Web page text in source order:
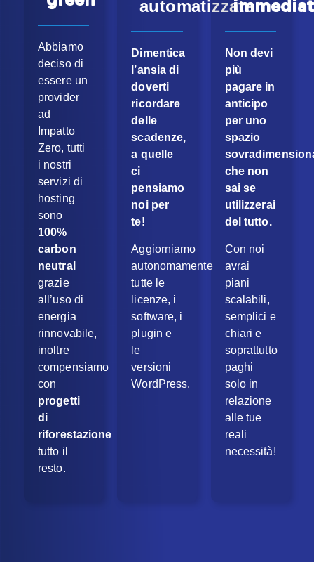
Abbiamo
deciso di
essere un
provider
ad
Impatto
Zero, tutti
i nostri
servizi di
hosting
sono
100%
carbon
neutral
grazie
all’uso di
energia
rinnovabile,
inoltre
compensiamo
con
progetti
di
riforestazione
tutto il
resto.
automatizzate
Dimentica
l’ansia di
doverti
ricordare
delle
scadenze,
a quelle
ci
pensiamo
noi per
te!
Aggiorniamo
autonomamente
tutte le
licenze, i
software, i
plugin e
le
versioni
WordPress.
Non devi
più
pagare in
anticipo
per uno
spazio
che non
sai se
utilizzerai
del tutto.
Con noi
avrai
piani
scalabili,
semplici e
chiari e
soprattutto
paghi
solo in
relazione
alle tue
reali
necessità!